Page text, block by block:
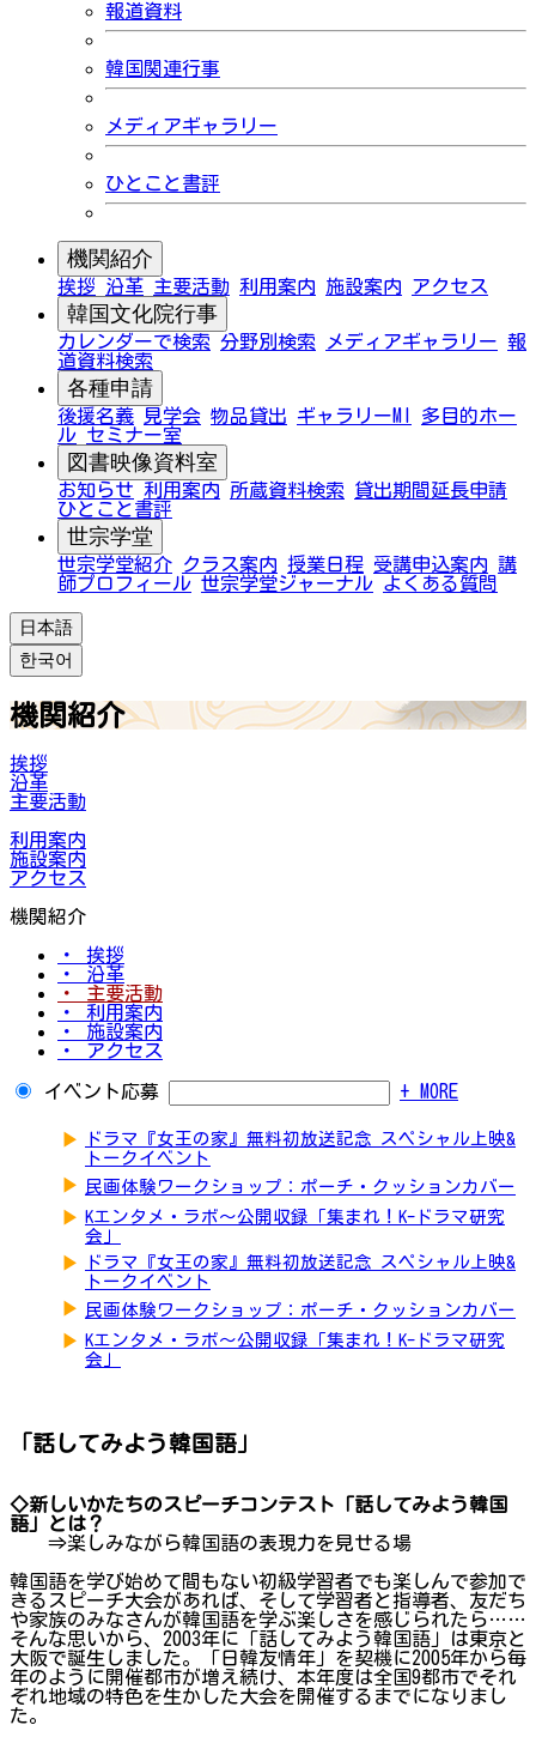
報道資料
韓国関連行事
メディアギャラリー
ひとこと書評
機関紹介
挨拶 沿革 主要活動 利用案内 施設案内 アクセス
韓国文化院行事
カレンダーで検索 分野別検索 メディアギャラリー 報
道資料検索
各種申請
後援名義 見学会 物品貸出 ギャラリーMI
多目的ホー
ル セミナー室
図書映像資料室
お知らせ 利用案内 所蔵資料検索
貸出期間延長申請
ひとこと書評
世宗学堂
世宗学堂紹介 クラス案内 授業日程 受講申込案内 講
師プロフィール 世宗学堂ジャーナル よくある質問
日本語
한국어
機関紹介
挨拶
沿革
主要活動
利用案内
施設案内
アクセス
機関紹介
・ 挨拶
・ 沿革
・ 主要活動
・ 利用案内
・ 施設案内
・ アクセス
イベント応募 + MORE
▶
ドラマ『女王の家』無料初放送記念 スペシャル上映&
トークイベント
▶ 民画体験ワークショップ：ポーチ・クッションカバー
▶ Kエンタメ・ラボ～公開収録「集まれ！K-ドラマ研究
会」
▶
ドラマ『女王の家』無料初放送記念 スペシャル上映&
トークイベント
▶ 民画体験ワークショップ：ポーチ・クッションカバー
▶ Kエンタメ・ラボ～公開収録「集まれ！K-ドラマ研究
会」
「話してみよう韓国語」
◇新しいかたちのスピーチコンテスト「話してみよう韓国
語」とは？
⇒楽しみながら韓国語の表現力を見せる場
韓国語を学び始めて間もない初級学習者でも楽しんで参加で
きるスピーチ大会があれば、そして学習者と指導者、友だち
や家族のみなさんが韓国語を学ぶ楽しさを感じられたら……
そんな思いから、2003年に「話してみよう韓国語」は東京と
大阪で誕生しました。「日韓友情年」を契機に2005年から毎
年のように開催都市が増え続け、本年度は全国9都市でそれ
ぞれ地域の特色を生かした大会を開催するまでになりまし
た。